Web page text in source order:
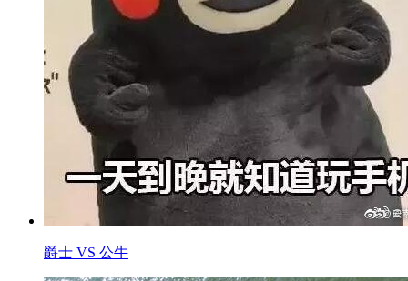
爵士 VS 公牛